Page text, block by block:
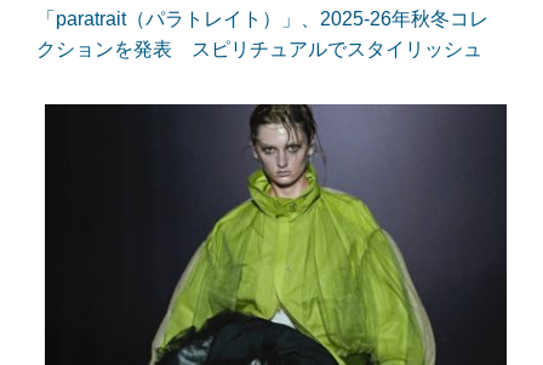
「paratrait（パラトレイト）」、2025-26年秋冬コレ
クションを発表 スピリチュアルでスタイリッシュ